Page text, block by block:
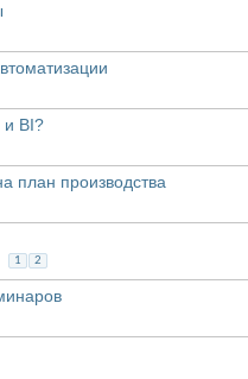
и BI?
план производства
1 2